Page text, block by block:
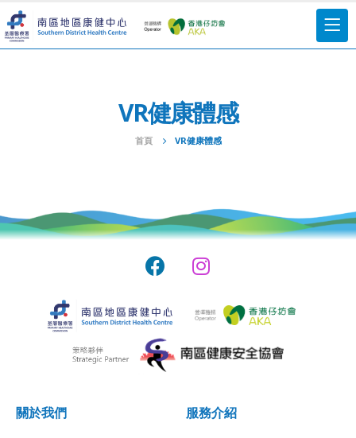
VR健康體感
首頁 VR健康體感
關於我們 服務介紹